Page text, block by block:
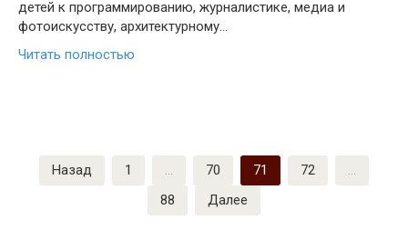
детей к программированию, журналистике, медиа и
фотоискусству, архитектурному…
Читать полностью
Пагинация
записей
Назад 1 … 70 71 72
…
88
Далее